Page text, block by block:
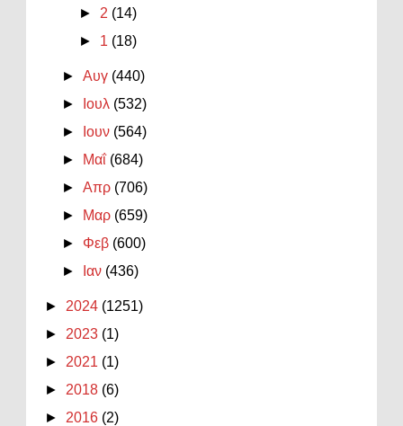
► 2 (14)
► 1 (18)
►Αυγ (440)
►
Ιουλ (532)
►
Ιουν (564)
►
Μαΐ (684)
►Απρ (706)
►
Μαρ (659)
► Φεβ (600)
►
Ιαν (436)
► 2024 (1251)
► 2023 (1)
► 2021 (1)
► 2018 (6)
► 2016 (2)